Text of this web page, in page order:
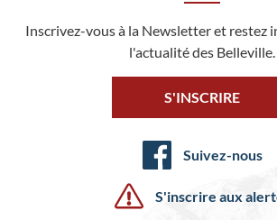
Inscrivez-vous à la Newsletter et restez
l'actualité des Belleville.
S'INSCRIRE
Suivez-nous
S'inscrire aux